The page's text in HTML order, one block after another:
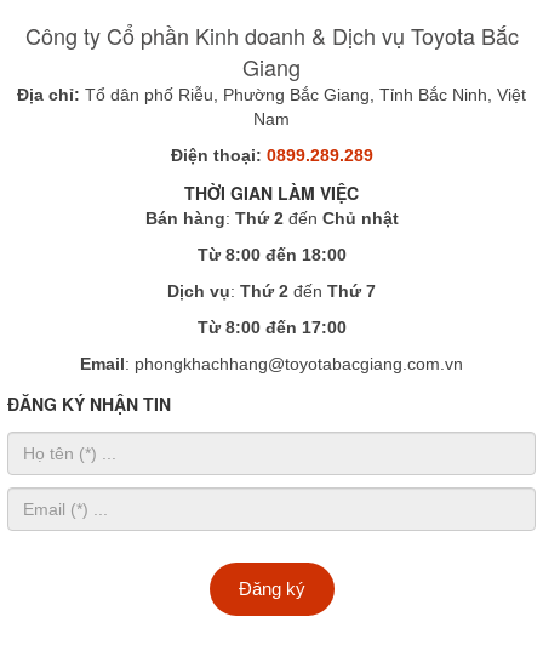
Công ty Cổ phần Kinh doanh & Dịch vụ Toyota Bắc
Giang
Địa chỉ: Tổ dân phố Riễu, Phường Bắc Giang, Tỉnh Bắc Ninh, Việt
Nam
Điện thoại: 0899.289.289
THỜI GIAN LÀM VIỆC
Bán hàng: Thứ 2đến Chủ nhật
Từ 8:00 đến 18:00
Dịch vụ: Thứ 2 đến Thứ 7
Từ 8:00 đến 17:00
Email: phongkhachhang@toyotabacgiang.com.vn
ĐĂNG KÝ NHẬN TIN
Đăng ký